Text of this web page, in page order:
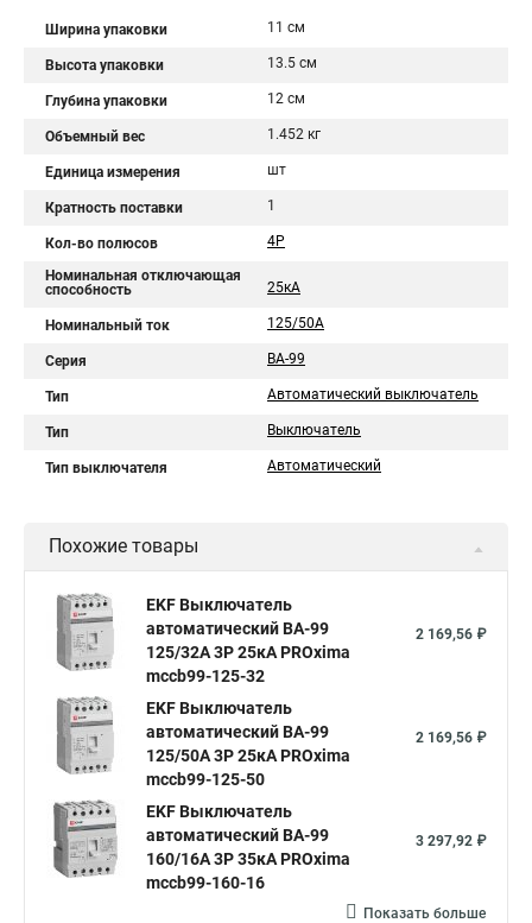
Ширина упаковки 11 см
Высота упаковки 13.5 см
Глубина упаковки 12 см
Объемный вес 1.452 кг
Единица измерения шт
Кратность поставки 1
Кол-во полюсов 4P
Номинальная отключающая
способность
25кА
Номинальный ток 125/50А
Серия ВА-99
Тип Автоматический выключатель
Тип Выключатель
Тип выключателя Автоматический
Похожие товары
EKF Выключатель
автоматический ВА-99
125/32А 3P 25кА PROxima
mccb99-125-32
2 169,56 ₽
EKF Выключатель
автоматический ВА-99
125/50А 3P 25кА PROxima
mccb99-125-50
2 169,56 ₽
EKF Выключатель
автоматический ВА-99
160/16А 3P 35кА PROxima
mccb99-160-16
3 297,92 ₽
Показать больше